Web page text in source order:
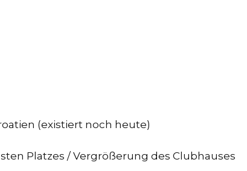
(existiert noch heute)
Platzes / Vergrößerung des Clubhauses